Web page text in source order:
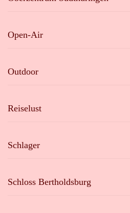
Open-Air
Outdoor
Reiselust
Schlager
Schloss Bertholdsburg